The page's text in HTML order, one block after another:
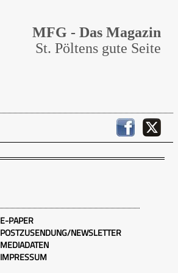
MFG - Das Magazin
St. Pöltens gute Seite
E-PAPER
POSTZUSENDUNG/NEWSLETTER
MEDIADATEN
IMPRESSUM